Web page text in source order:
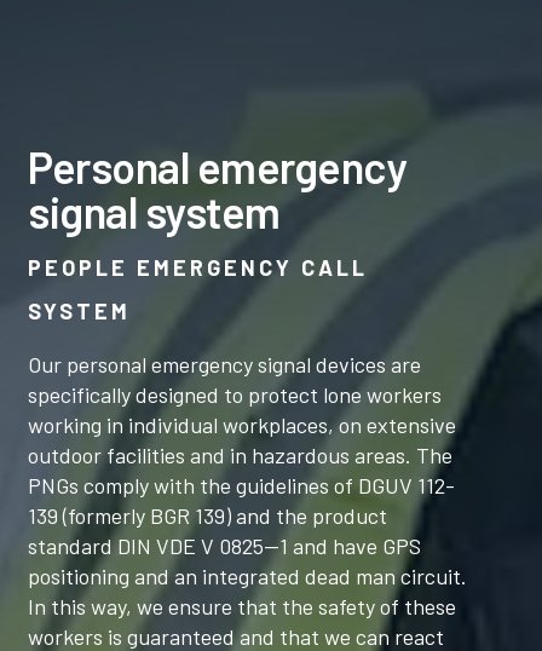
Personal emergency
signal system
PEOPLE EMERGENCY CALL
SYSTEM
Our personal emergency signal devices are
specifically designed to protect lone workers
working in individual workplaces, on extensive
outdoor facilities and in hazardous areas. The
PNGs comply with the guidelines of DGUV 112-
139 (formerly BGR 139) and the product
standard DIN VDE V 0825—1 and have GPS
positioning and an integrated dead man circuit.
In this way, we ensure that the safety of these
workers is guaranteed and that we can react